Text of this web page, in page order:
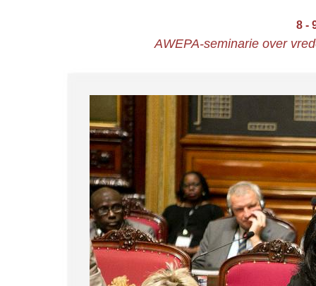
8 -
AWEPA-seminarie over